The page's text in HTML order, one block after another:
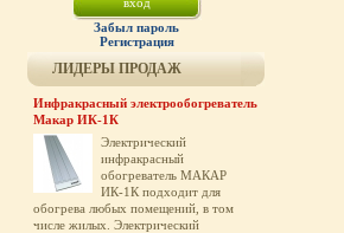
Забыл пароль
Регистрация
ЛИДЕРЫ ПРОДАЖ
Инфракрасный электрообогреватель
Макар ИК-1К
Электрический
инфракрасный
обогреватель МАКАР
ИК-1К подходит для
обогрева любых помещений, в том
числе жилых. Электрический